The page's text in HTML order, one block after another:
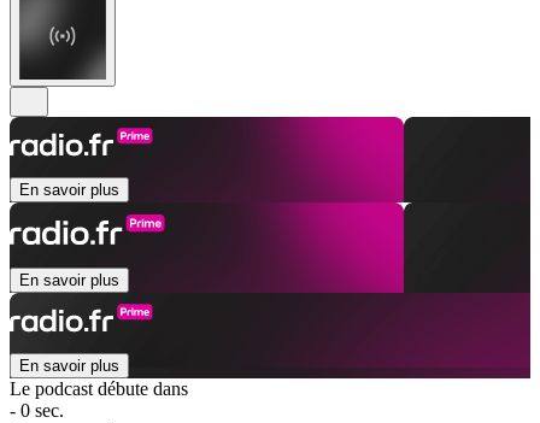
En savoir plus
En savoir plus
En savoir plus
Le podcast débute dans
- 0 sec.